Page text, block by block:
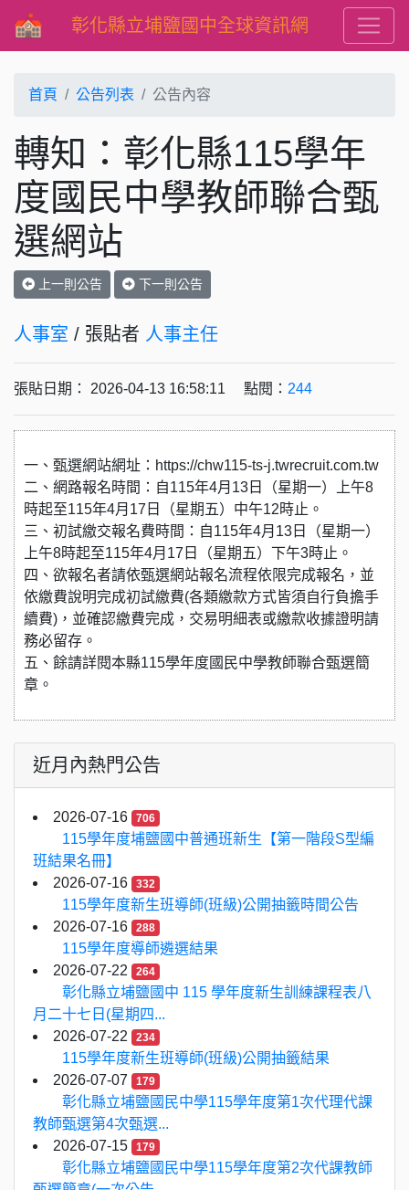
彰化縣立埔鹽國中全球資訊網
首頁 公告列表 公告內容
轉知：彰化縣115學年
度國民中學教師聯合甄
選網站
上一則公告 下一則公告
人事室 / 張貼者 人事主任
張貼日期： 2026-04-13 16:58:11 點閱： 244
一、甄選網站網址：https://chw115-ts-j.twrecruit.com.tw
二、網路報名時間：自115年4月13日（星期一）上午8
時起至115年4月17日（星期五）中午12時止。
三、初試繳交報名費時間：自115年4月13日（星期一）
上午8時起至115年4月17日（星期五）下午3時止。
四、欲報名者請依甄選網站報名流程依限完成報名，並
依繳費說明完成初試繳費(各類繳款方式皆須自行負擔手
續費)，並確認繳費完成，交易明細表或繳款收據證明請
務必留存。
五、餘請詳閱本縣115學年度國民中學教師聯合甄選簡
章。
近月內熱門公告
2026-07-16 706
115學年度埔鹽國中普通班新生【第一階段S型編
班結果名冊】
2026-07-16
332
115學年度新生班導師(班級)公開抽籤時間公告
2026-07-16
288
115學年度導師遴選結果
2026-07-22
264
彰化縣立埔鹽國中 115 學年度新生訓練課程表八
月二十七日(星期四...
2026-07-22
234
115學年度新生班導師(班級)公開抽籤結果
2026-07-07
179
彰化縣立埔鹽國民中學115學年度第1次代理代課
教師甄選第4次甄選...
2026-07-15
179
彰化縣立埔鹽國民中學115學年度第2次代課教師